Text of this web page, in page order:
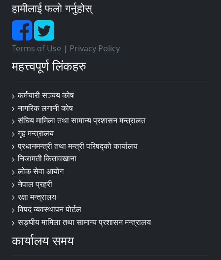
हामीलाई फलो गर्नुहोस्
Terms of Use | Privacy Policy
महत्त्वपूर्ण लिंकहरु
कर्मचारी सञ्चय कोष
नागरिक लगानी कोष
संघिय मामिला तथा सामान्य प्रशासन मन्त्रालत
गृह मन्त्रालय
प्रधानमन्त्री तथा मन्त्री परिषद्को कार्यालय
निजामती कितावखाना
लोक सेवा आयोग
नेपाल प्रहरी
रक्षा मन्त्रालय
विपद व्यवस्थापन पोर्टल
सङ्घीय मामिला तथा सामान्य प्रशासन मन्त्रालय
कार्यालय समय